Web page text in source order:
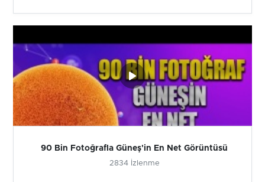
90 Bin Fotoğrafla Güneş'in En Net Görüntüsü
2834 İzlenme